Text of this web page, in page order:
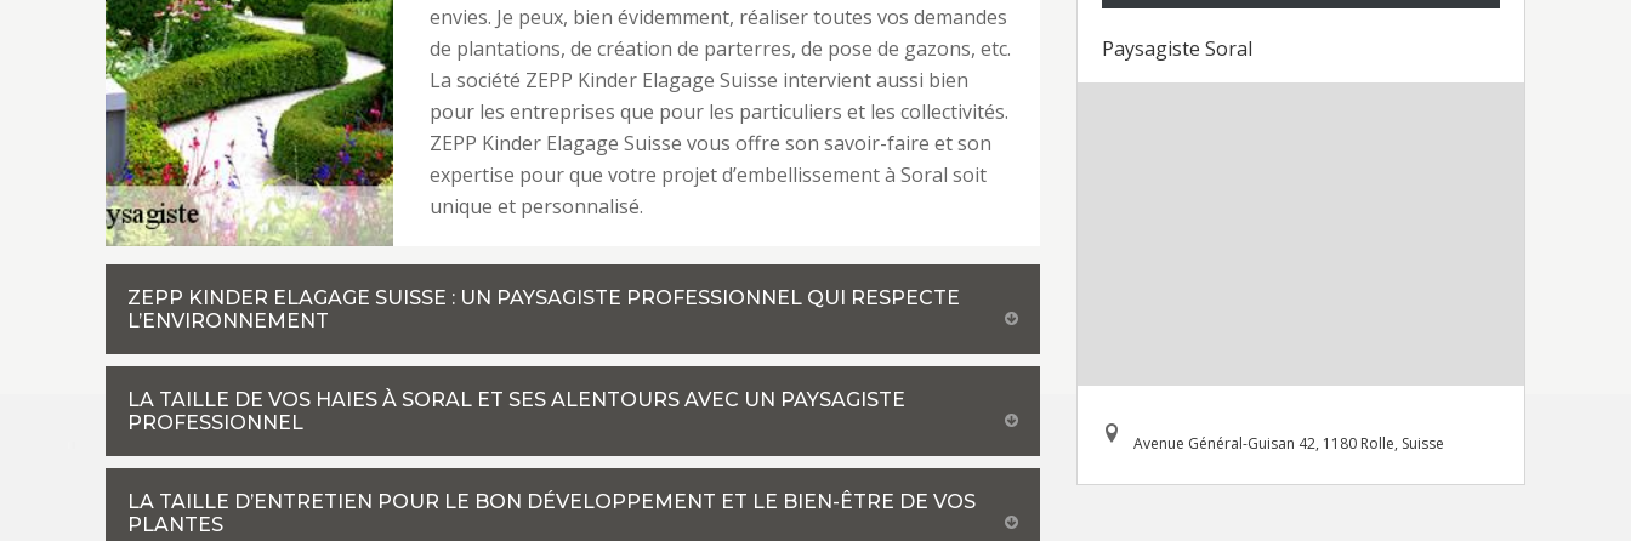
envies. Je peux, bien évidemment, réaliser toutes vos demandes
de plantations, de création de parterres, de pose de gazons, etc.
La société ZEPP Kinder Elagage Suisse intervient aussi bien
pour les entreprises que pour les particuliers et les collectivités.
ZEPP Kinder Elagage Suisse vous offre son savoir-faire et son
expertise pour que votre projet d’embellissement à Soral soit
unique et personnalisé.
ZEPP KINDER ELAGAGE SUISSE : UN PAYSAGISTE PROFESSIONNEL QUI RESPECTE
L’ENVIRONNEMENT
LA TAILLE DE VOS HAIES À SORAL ET SES ALENTOURS AVEC UN PAYSAGISTE
PROFESSIONNEL
LA TAILLE D’ENTRETIEN POUR LE BON DÉVELOPPEMENT ET LE BIEN-ÊTRE DE VOS
PLANTES
Paysagiste Soral
Avenue Général-Guisan 42, 1180 Rolle, Suisse